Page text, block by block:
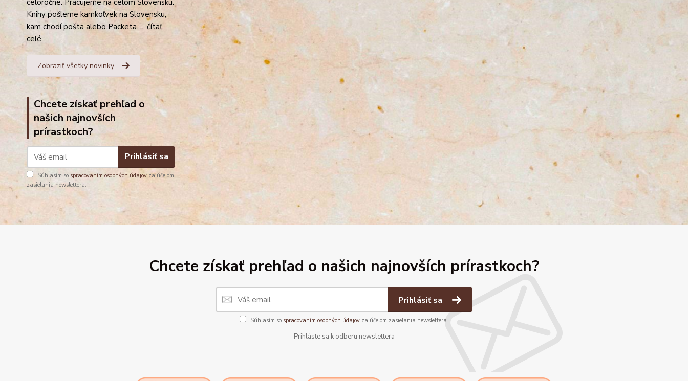
Knihy pošleme kamkoľvek na Slovensku,
kam chodí pošta alebo Packeta. ... čítať
celé
Zobraziť všetky novinky
Chcete získať prehľad o
našich najnovších
prírastkoch?
Prihlásiť sa
Súhlasím so spracovaním osobných údajov za účelom
zasielania newslettera.
Chcete získať prehľad o našich najnovších prírastkoch?
Prihlásiť sa
Súhlasím so spracovaním osobných údajov za účelom zasielania newslettera.
Prihláste sa k odberu newslettera